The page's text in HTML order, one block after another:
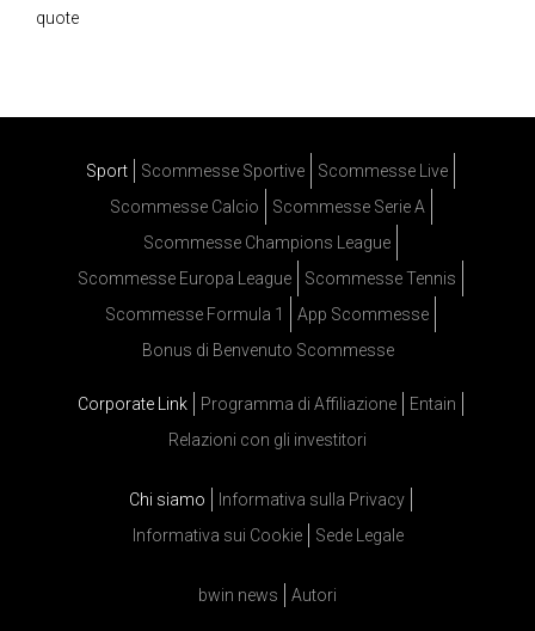
quote
Sport Scommesse Sportive
Scommesse Live
Scommesse Calcio
Scommesse Serie A
Scommesse Champions League
Scommesse Europa League
Scommesse Tennis
Scommesse Formula 1
App Scommesse
Bonus di Benvenuto Scommesse
Corporate Link Programma di Affiliazione
Entain
Relazioni con gli investitori
Chi siamo
Informativa sulla Privacy
Informativa sui Cookie
Sede Legale
bwin news Autori